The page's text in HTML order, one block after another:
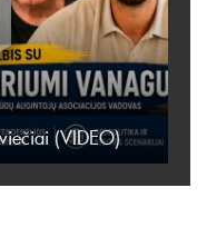
(VIDEO)